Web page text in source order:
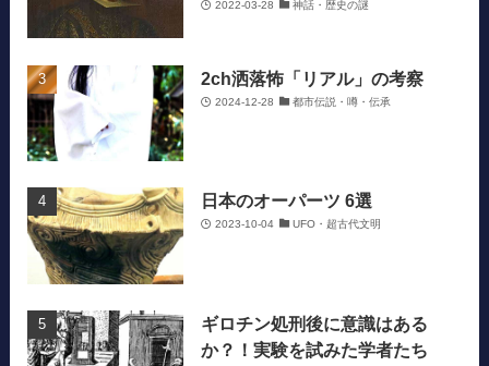
2022-03-28 神話・歴史の謎
2ch洒落怖「リアル」の考察
2024-12-28 都市伝説・噂・伝承
日本のオーパーツ 6選
2023-10-04 UFO・超古代文明
ギロチン処刑後に意識はある
か？！実験を試みた学者たち